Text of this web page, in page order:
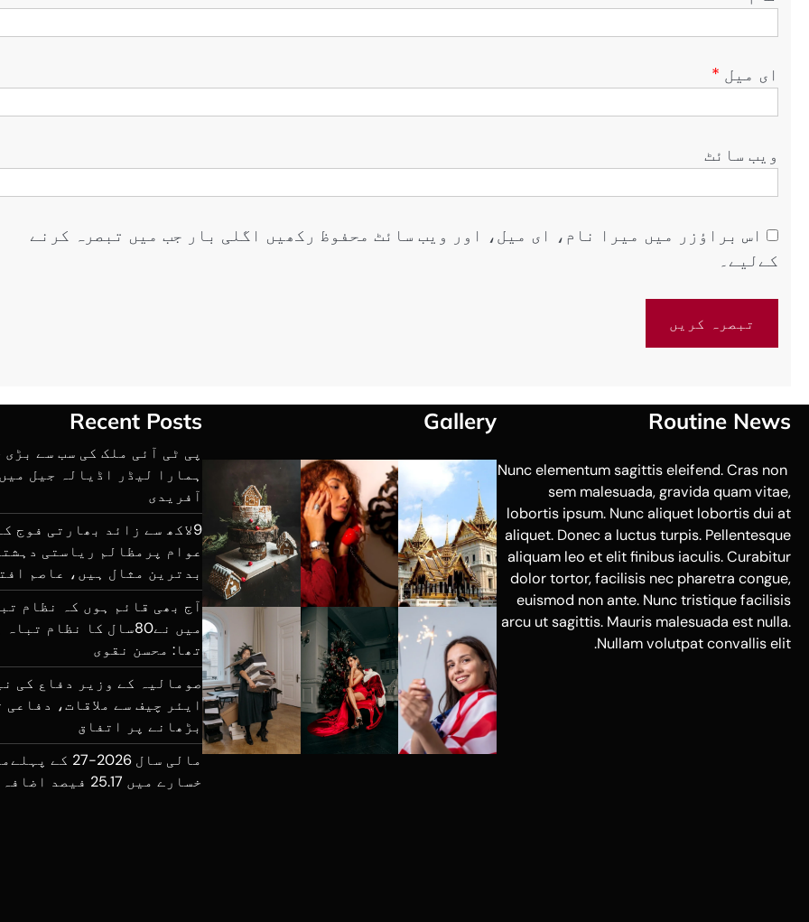
ای میل *
ویب‌ سائٹ
اس براؤزر میں میرا نام، ای میل، اور ویب سائٹ محفوظ رکھیں اگلی بار جب میں تبصرہ کرنے
کےلیے۔
Routine News
Nunc elementum sagittis eleifend. Cras non
sem malesuada, gravida quam vitae,
lobortis ipsum. Nunc aliquet lobortis dui at
aliquet. Donec a luctus turpis. Pellentesque
aliquam leo et elit finibus iaculis. Curabitur
dolor tortor, facilisis nec pharetra congue,
euismod non ante. Nunc tristique facilisis
arcu ut sagittis. Mauris malesuada est nulla.
Nullam volutpat convallis elit.
Gallery
Recent Posts
پی ٹی آئی ملک کی سب سے بڑی
ہمارا لیڈر اڈیالہ جیل
آفریدی
9لاکھ سے زائد بھارتی فوج
عوام پرمظالم ریاستی
بدترین مثال ہیں، عاصم
آج بھی قائم ہوں کہ نظام
میں نے80سال کا نظام
تھا: محسن نقوی
صومالیہ کے وزیر دفاع کی
ایئر چیف سے ملاقات، دفاعی
بڑھانے پر اتفاق
مالی سال 2026-
خسارے میں 25.17 فیصد اضافہ